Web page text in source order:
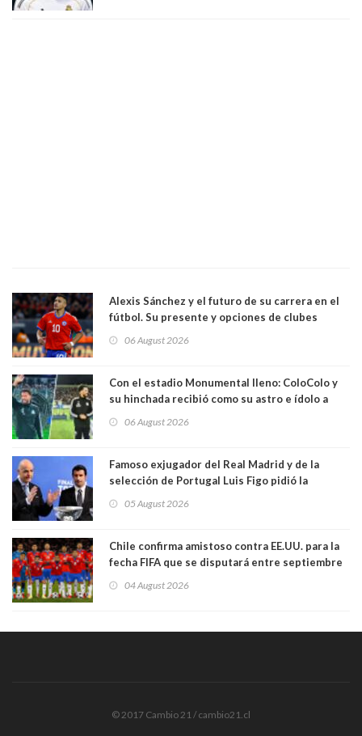
Alexis Sánchez y el futuro de su carrera en el
fútbol. Su presente y opciones de clubes
06 August 2026
Con el estadio Monumental lleno: ColoColo y
su hinchada recibió como su astro e ídolo a
06 August 2026
Famoso exjugador del Real Madrid y de la
selección de Portugal Luis Figo pidió la
comportamiento más bajo y cobarde que he
05 August 2026
Chile confirma amistoso contra EE.UU. para la
fecha FIFA que se disputará entre septiembre
04 August 2026
© 2017 Cambio 21 / cambio21.cl